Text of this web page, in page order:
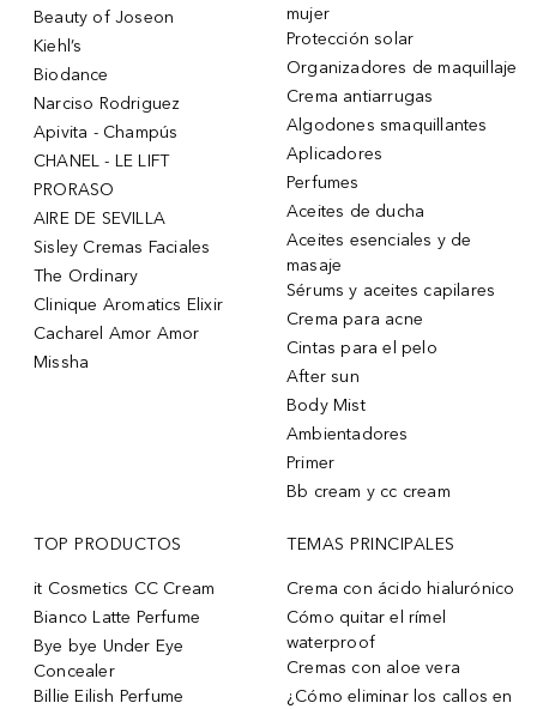
Beauty of Joseon
Kiehl’s
Biodance
Narciso Rodriguez
Apivita - Champús
CHANEL - LE LIFT
PRORASO
AIRE DE SEVILLA
Sisley Cremas Faciales
The Ordinary
Clinique Aromatics Elixir
Cacharel Amor Amor
Missha
mujer
Protección solar
Organizadores de maquillaje
Crema antiarrugas
Algodones smaquillantes
Aplicadores
Perfumes
Aceites de ducha
Aceites esenciales y de
masaje
Sérums y aceites capilares
Crema para acne
Cintas para el pelo
After sun
Body Mist
Ambientadores
Primer
Bb cream y cc cream
TOP PRODUCTOS
it Cosmetics CC Cream
Bianco Latte Perfume
Bye bye Under Eye
Concealer
Billie Eilish Perfume
TEMAS PRINCIPALES
Crema con ácido hialurónico
Cómo quitar el rímel
waterproof
Cremas con aloe vera
¿Cómo eliminar los callos en